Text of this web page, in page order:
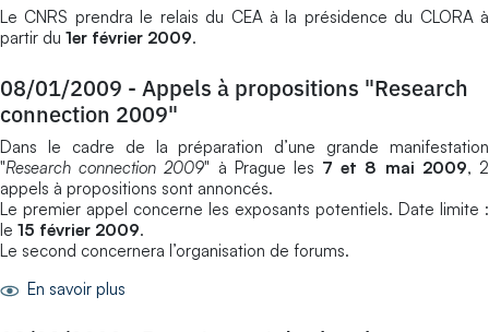
Le CNRS prendra le relais du CEA à la présidence du CLORA à
partir du 1er février 2009.
08/01/2009 - Appels à propositions "Research
connection 2009"
Dans le cadre de la préparation d’une grande manifestation
"Research connection 2009" à Prague les 7 et 8 mai 2009, 2
appels à propositions sont annoncés.
Le premier appel concerne les exposants potentiels. Date limite :
le 15 février 2009.
Le second concernera l’organisation de forums.
En savoir plus